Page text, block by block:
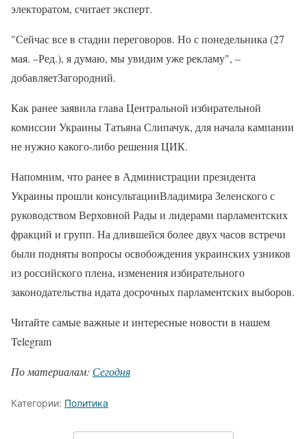
электоратом, считает эксперт.
"Сейчас все в стадии переговоров. Но с понедельника (27
мая. –Ред.), я думаю, мы увидим уже рекламу", –
добавляетЗагородний.
Как ранее заявила глава Центральной избирательной
комиссии Украины Татьяна Слипачук, для начала кампании
не нужно какого-либо решения ЦИК.
Напомним, что ранее в Администрации президента
Украины прошли консультацииВладимира Зеленского с
руководством Верховной Рады и лидерами парламентских
фракций и групп. На длившейся более двух часов встречи
были подняты вопросы освобождения украинских узников
из российского плена, изменения избирательного
законодательства идата досрочных парламентских выборов.
Читайте самые важные и интересные новости в нашем
Telegram
По материалам: Сегодня
Категории: Политика